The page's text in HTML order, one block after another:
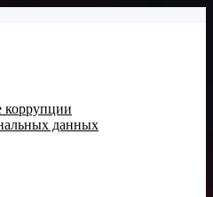
коррупции
данных